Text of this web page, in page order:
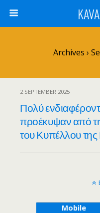
Archives ›
2 SEPTEMBER 2025
Πολύ
προέκυψαν από
του Κυπέλλου
Mobile